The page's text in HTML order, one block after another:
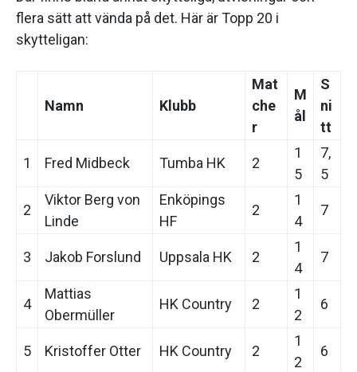
flera sätt att vända på det. Här är Topp 20 i
skytteligan:
Namn Klubb
Mat
che
r
M
ål
S
ni
tt
1 Fred Midbeck Tumba HK 2
1
5
7,
5
2
Viktor Berg von
Linde
Enköpings
HF
2
1
4
7
3 Jakob Forslund Uppsala HK 2
1
4
7
4
Mattias
Obermüller
HK Country 2
1
2
6
5 Kristoffer Otter HK Country 2
1
2
6